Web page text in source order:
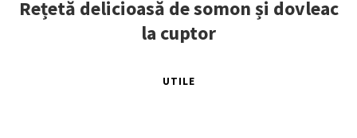
Rețetă delicioasă de somon și dovleac
la cuptor
UTILE